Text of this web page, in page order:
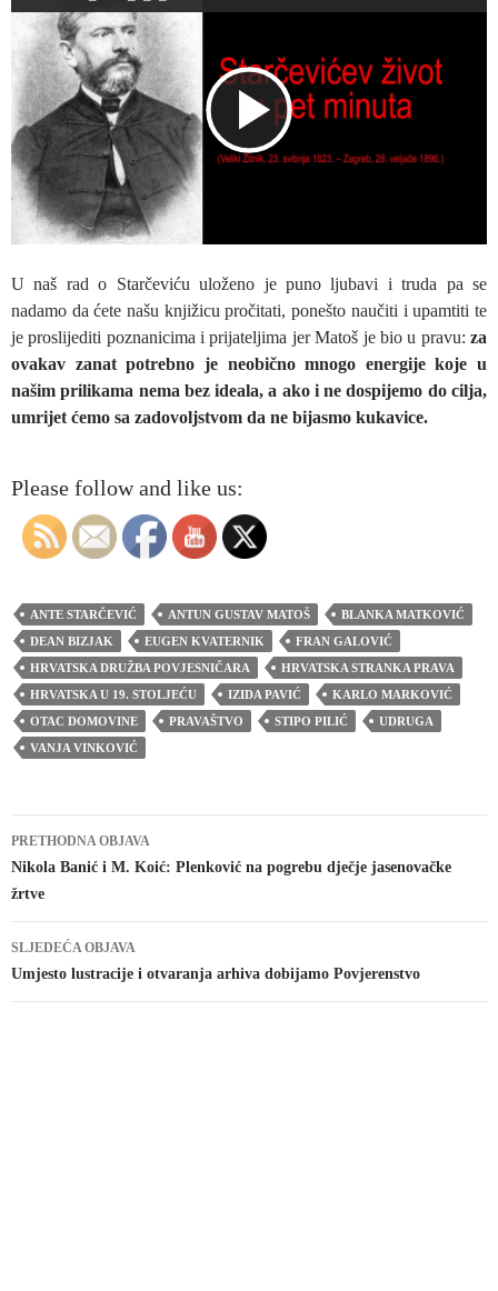
P
a
y
d
e
U naš rad o Starčeviću uloženo je puno ljubavi i truda pa se
nadamo da ćete našu knjižicu pročitati, ponešto naučiti i upamtiti te
je proslijediti poznanicima i prijateljima jer Matoš je bio u pravu: za
ovakav zanat potrebno je neobično mnogo energije koje u
našim prilikama nema bez ideala, a ako i ne dospijemo do cilja,
umrijet ćemo sa zadovoljstvom da ne bijasmo kukavice.
Please follow and like us:
ANTE STARČEVIĆ ANTUN GUSTAV MATOŠ
BLANKA MATKOVIĆ
DEAN BIZJAK
EUGEN KVATERNIK
FRAN GALOVIĆ
HRVATSKA DRUŽBA POVJESNIČARA
HRVATSKA STRANKA PRAVA
HRVATSKA U 19. STOLJEĆU
IZIDA PAVIĆ
KARLO MARKOVIĆ
OTAC DOMOVINE
PRAVAŠTVO STIPO PILIĆ
UDRUGA
VANJA VINKOVIĆ
Navigacija
objava
PRETHODNA OBJAVA
Nikola Banić i M. Koić: Plenković na pogrebu dječje jasenovačke
žrtve
SLJEDEĆA OBJAVA
Umjesto lustracije i otvaranja arhiva dobijamo Povjerenstvo